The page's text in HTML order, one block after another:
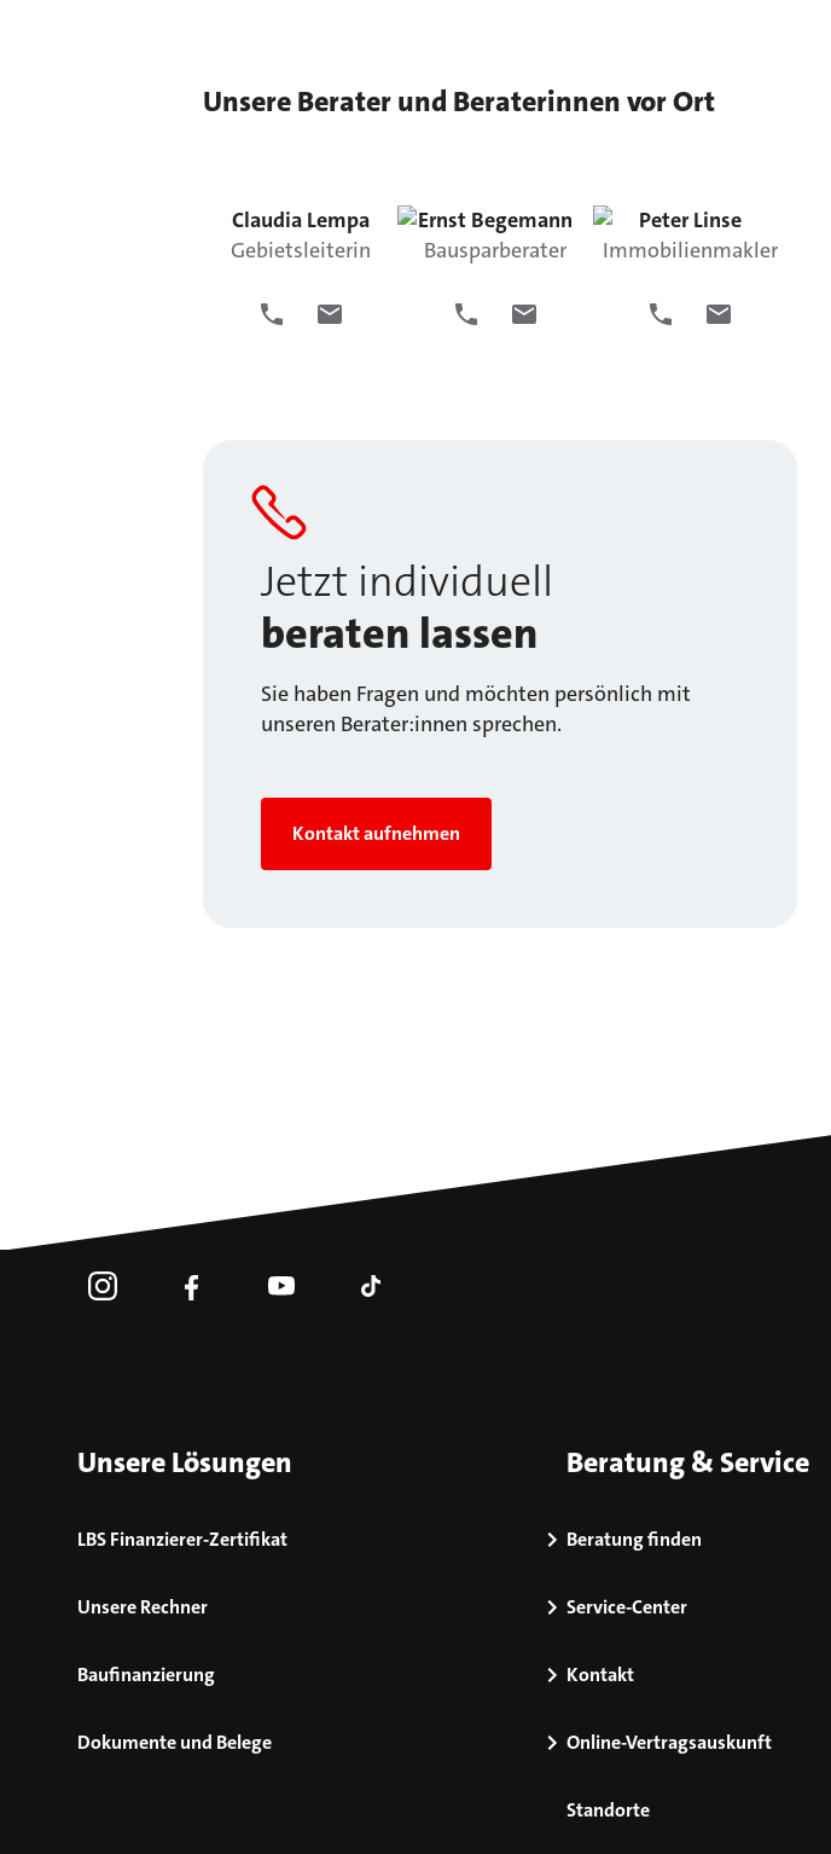
Unsere Berater und Beraterinnen vor Ort
Claudia Lempa
Gebietsleiterin
Ernst Begemann
Bausparberater
Peter Linse
Immobilienmakler
Jetzt individuell
beraten lassen
Sie haben Fragen und möchten persönlich mit
unseren Berater:innen sprechen.
Kontakt aufnehmen
Unsere Lösungen
LBS Finanzierer-Zertifikat
Unsere Rechner
Baufinanzierung
Dokumente und Belege
Beratung & Service
Beratung finden
Service-Center
Kontakt
Online-Vertragsauskunft
Standorte